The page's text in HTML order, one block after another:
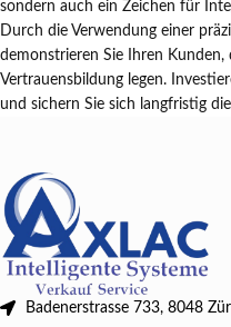
sondern auch ein Zeichen für
Durch die Verwendung einer
demonstrieren Sie Ihren Kunden,
Vertrauensbildung legen.
und sichern Sie sich langfristig
Badenerstrasse 733, 8048